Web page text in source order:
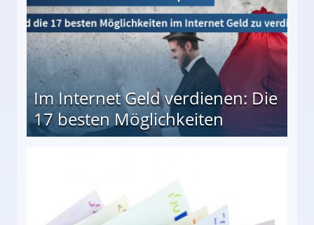
Im Internet Geld verdienen: Die
17 besten Möglichkeiten